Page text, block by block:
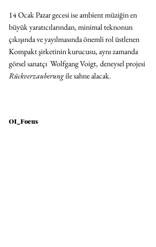
14 Ocak Pazar gecesi ise ambient müziğin en
büyük yaratıcılarından, minimal teknonun
çıkışında ve yayılmasında önemli rol üstlenen
Kompakt şirketinin kurucusu, aynı zamanda
görsel sanatçı  Wolfgang Voigt, deneysel projesi
Rückverzauberung ile sahne alacak.
OI_Focus